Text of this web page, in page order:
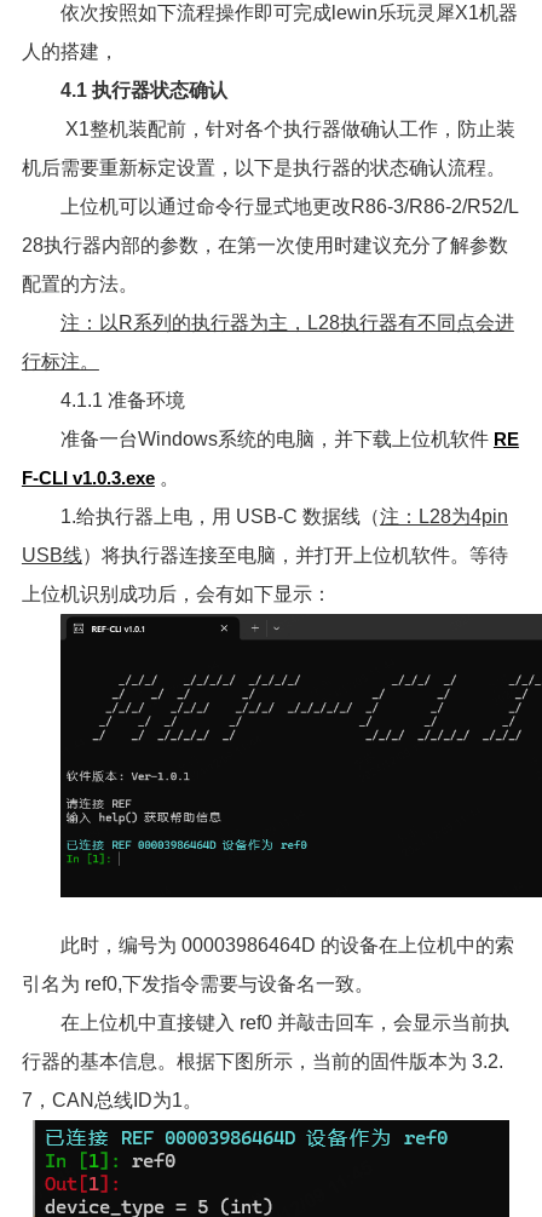
依次按照如下流程操作即可完成lewin乐玩灵犀X1机器
人的搭建，
4.1 执行器状态确认
X1整机装配前，针对各个执行器做确认工作，防止装
机后需要重新标定设置，以下是执行器的状态确认流程。
上位机可以通过命令行显式地更改R86-3/R86-2/R52/L
28执行器内部的参数，在第一次使用时建议充分了解参数
配置的方法。
注：以R系列的执行器为主，L28执行器有不同点会进
行标注。
4.1.1 准备环境
准备一台Windows系统的电脑，并下载上位机软件 RE
F-CLI v1.0.3.exe。
1.给执行器上电，用 USB-C 数据线（注：L28为4pin
USB线）将执行器连接至电脑，并打开上位机软件。等待
上位机识别成功后，会有如下显示：
此时，编号为 00003986464D 的设备在上位机中的索
引名为 ref0,下发指令需要与设备名一致。
在上位机中直接键入 ref0 并敲击回车，会显示当前执
行器的基本信息。根据下图所示，当前的固件版本为 3.2.
7，CAN总线ID为1。